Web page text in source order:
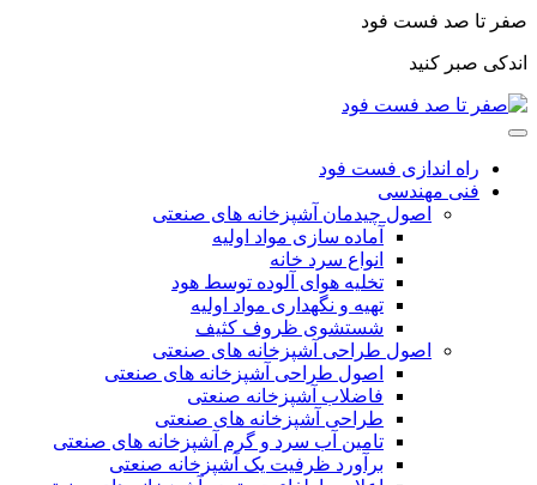
صفر تا صد فست فود
اندکی صبر کنید
راه اندازی فست فود
فنی مهندسی
اصول چیدمان آشپزخانه های صنعتی
آماده سازی مواد اولیه
انواع سرد خانه
تخلیه هوای آلوده توسط هود
تهیه و نگهداری مواد اولیه
شستشوی ظروف کثیف
اصول طراحی آشپزخانه های صنعتی
اصول طراحی آشپزخانه های صنعتی
فاضلاب آشپزخانه صنعتی
طراحی آشپزخانه های صنعتی
تامین آب سرد و گرم آشپزخانه های صنعتی
برآورد ظرفیت یک آشپزخانه صنعتی